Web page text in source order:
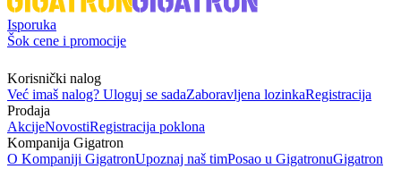
Isporuka
Šok cene i promocije
Korisnički nalog
Već imaš nalog? Uloguj se sadaZaboravljena lozinkaRegistracija
Prodaja
AkcijeNovostiRegistracija poklona
Kompanija Gigatron
O Kompaniji GigatronUpoznaj naš timPosao u GigatronuGigatron